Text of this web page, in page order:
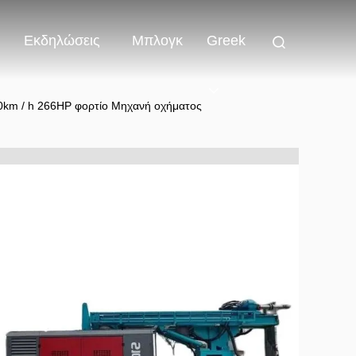
Εκδηλώσεις Μπλογκ Greek
/ h 266HP φορτίο Μηχανή οχήματος